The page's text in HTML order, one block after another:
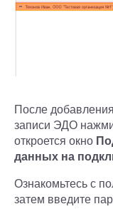
После
записи ЭДО
откроется окно
данных на
Ознакомьтесь с
затем введите